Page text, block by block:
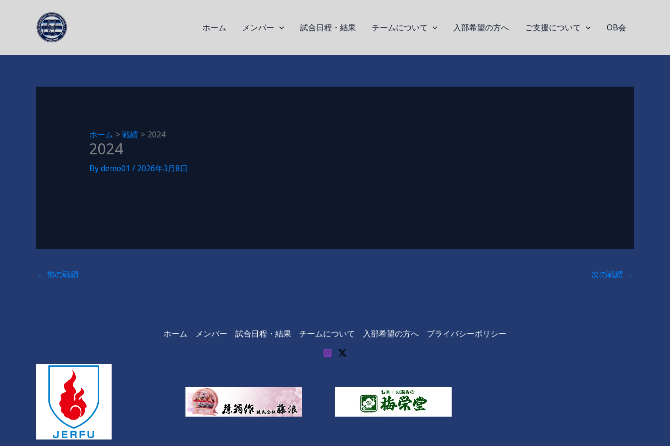
ホーム メンバー 試合日程・結果 チームについて 入部希望の方へ ご支援について OB会
ホーム 戦績 2024
2024
Bydemo01 / 2026年3月8日
← 前の戦績 次の戦績 →
ホーム メンバー 試合日程・結果 チームについて 入部希望の方へ プライバシーポリシー